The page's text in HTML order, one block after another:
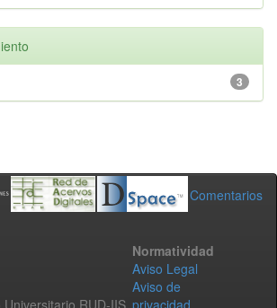
3
Comentarios
Universitario RUD-IIS
Normatividad
Aviso Legal
Aviso de
privacidad